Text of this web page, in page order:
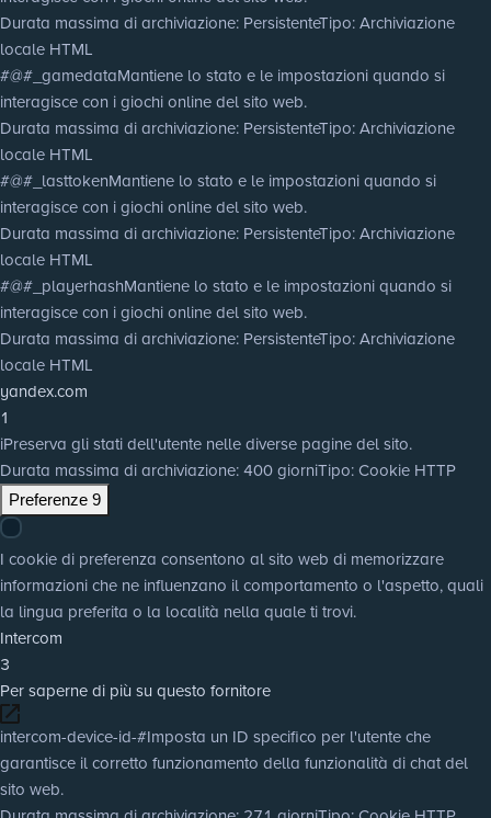
Durata massima di archiviazione: PersistenteTipo: Archiviazione
locale HTML
#@#_gamedataMantiene lo stato e le impostazioni quando si
interagisce con i giochi online del sito web.
Durata massima di archiviazione: PersistenteTipo: Archiviazione
locale HTML
#@#_lasttokenMantiene lo stato e le impostazioni quando si
interagisce con i giochi online del sito web.
Durata massima di archiviazione: PersistenteTipo: Archiviazione
locale HTML
#@#_playerhashMantiene lo stato e le impostazioni quando si
interagisce con i giochi online del sito web.
Durata massima di archiviazione: PersistenteTipo: Archiviazione
locale HTML
yandex.com
1
iPreserva gli stati dell'utente nelle diverse pagine del sito.
Durata massima di archiviazione: 400 giorniTipo: Cookie HTTP
Preferenze 9
I cookie di preferenza consentono al sito web di memorizzare
informazioni che ne influenzano il comportamento o l'aspetto, quali
la lingua preferita o la località nella quale ti trovi.
Intercom
3
Per saperne di più su questo fornitore
intercom-device-id-#Imposta un ID specifico per l'utente che
garantisce il corretto funzionamento della funzionalità di chat del
sito web.